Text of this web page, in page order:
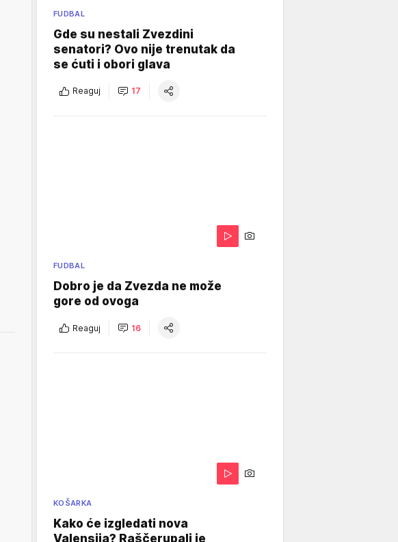
FUDBAL
Gde su nestali Zvezdini
senatori? Ovo nije trenutak da
se ćuti i obori glava
Reaguj 17
FUDBAL
Dobro je da Zvezda ne može
gore od ovoga
Reaguj 16
KOŠARKA
Kako će izgledati nova
Valensija? Raščerupali je